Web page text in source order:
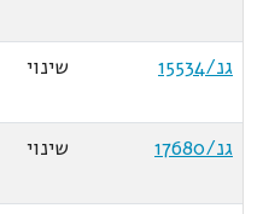
גנ/15534
שינוי
גנ/17680
שינוי